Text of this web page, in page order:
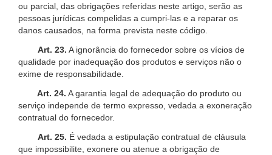
ou parcial, das obrigações referidas neste artigo, serão as
pessoas jurídicas compelidas a cumpri-las e a reparar os
danos causados, na forma prevista neste código.
Art. 23. A ignorância do fornecedor sobre os vícios de
qualidade por inadequação dos produtos e serviços não o
exime de responsabilidade.
Art. 24. A garantia legal de adequação do produto ou
serviço independe de termo expresso, vedada a exoneração
contratual do fornecedor.
Art. 25. É vedada a estipulação contratual de cláusula
que impossibilite, exonere ou atenue a obrigação de